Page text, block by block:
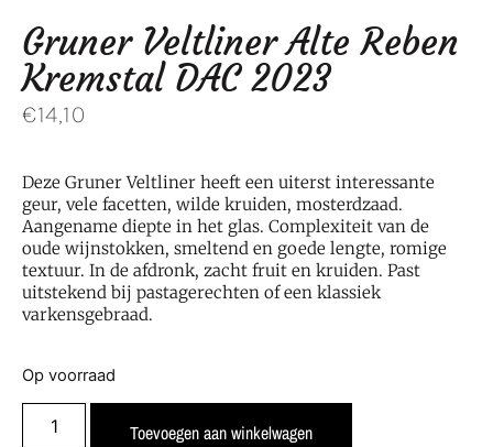
Gruner Veltliner Alte Reben
Kremstal DAC 2023
€14,10
Deze Gruner Veltliner heeft een uiterst interessante
geur, vele facetten, wilde kruiden, mosterdzaad.
Aangename diepte in het glas. Complexiteit van de
oude wijnstokken, smeltend en goede lengte, romige
textuur. In de afdronk, zacht fruit en kruiden. Past
uitstekend bij pastagerechten of een klassiek
varkensgebraad.
Op voorraad
Toevoegen aan winkelwagen